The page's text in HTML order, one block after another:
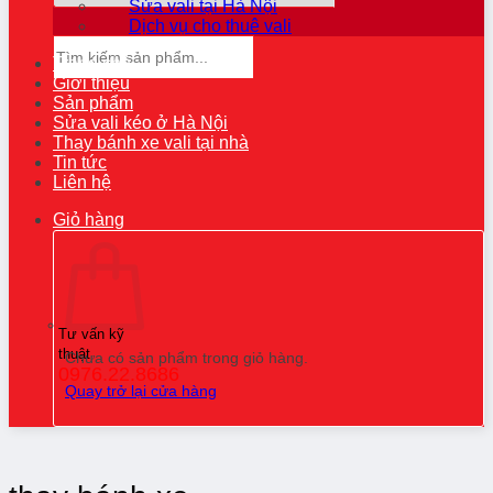
kiếm:
Tư vấn kỹ
thuật
0976.22.8686
Sửa vali tại Hà Nội
Dịch vụ cho thuê vali
Trang chủ
Giới thiệu
Sản phẩm
Sửa vali kéo ở Hà Nội
Thay bánh xe vali tại nhà
Tin tức
Liên hệ
Giỏ hàng
Chưa có sản phẩm trong giỏ hàng.
Quay trở lại cửa hàng